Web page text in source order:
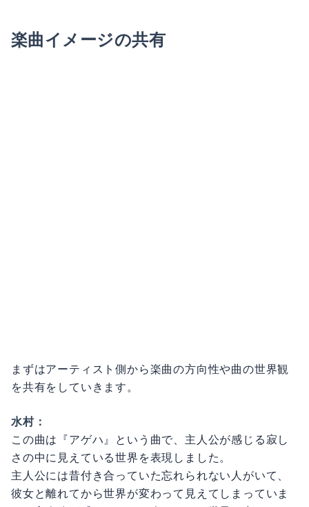
楽曲イメージの共有
まずはアーティスト側から楽曲の方向性や曲の世界観
を共有をしていきます。
水村：
この曲は『アゲハ』という曲で、主人公が感じる寂し
さの中に見えている世界を表現しました。
主人公には昔付き合っていた忘れられない人がいて、
彼女と離れてから世界が変わって見えてしまっていま